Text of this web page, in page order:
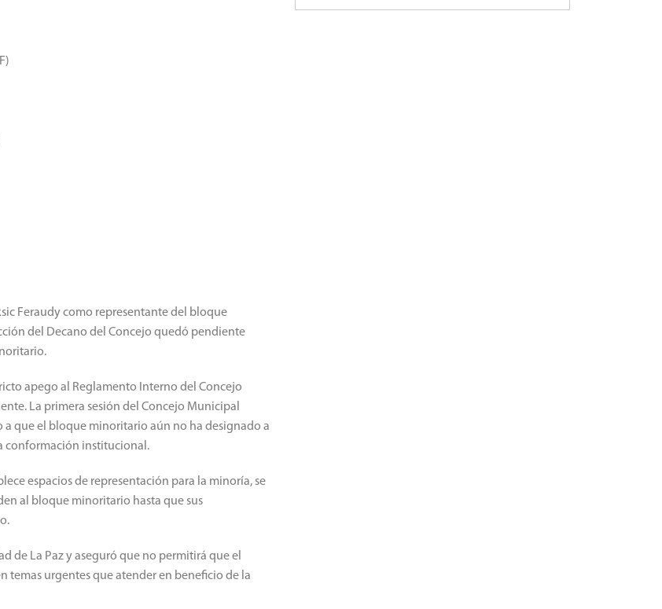
Feraudy como representante del bloque
del Decano del Concejo quedó pendiente
apego al Reglamento Interno del Concejo
La primera sesión del Concejo Municipal
que el bloque minoritario aún no ha designado a
conformación institucional.
espacios de representación para la minoría, se
al bloque minoritario hasta que sus
de La Paz y aseguró que no permitirá que el
temas urgentes que atender en beneficio de la